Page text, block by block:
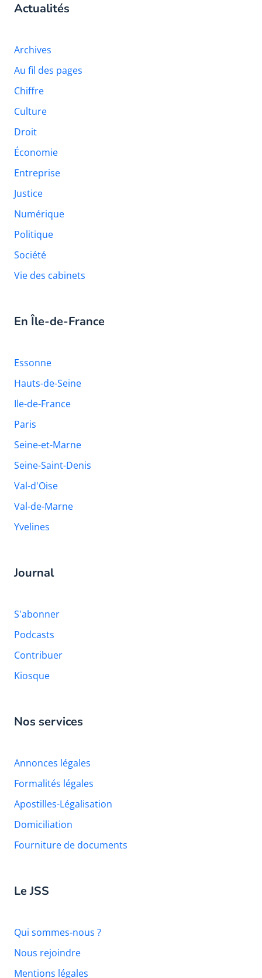
Actualités
Archives
Au fil des pages
Chiffre
Culture
Droit
Économie
Entreprise
Justice
Numérique
Politique
Société
Vie des cabinets
En Île-de-France
Essonne
Hauts-de-Seine
Ile-de-France
Paris
Seine-et-Marne
Seine-Saint-Denis
Val-d'Oise
Val-de-Marne
Yvelines
Journal
S'abonner
Podcasts
Contribuer
Kiosque
Nos services
Annonces légales
Formalités légales
Apostilles-Légalisation
Domiciliation
Fourniture de documents
Le JSS
Qui sommes-nous ?
Nous rejoindre
Mentions légales